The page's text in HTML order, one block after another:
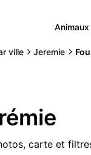
Animaux
ville Jeremie
carte et